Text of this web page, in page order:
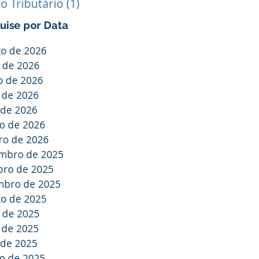
Tributário (1)
por Data
de 2026
2026
de 2026
2026
2026
de 2026
de 2026
de 2025
de 2025
de 2025
de 2025
2025
2025
2025